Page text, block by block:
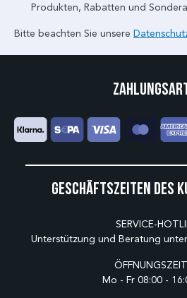
Produkten, Rabatten und
Bitte beachten Sie unsere
Geschäftszeiten des
SERVICE-
Unterstützung und Beratung
Mo - Fr 08:00 -